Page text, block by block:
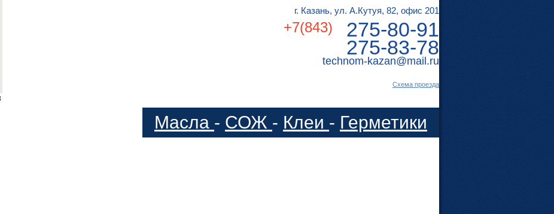
г. Казань, ул. А.Кутуя, 82, офис 201
+7(843) 275-80-91
275-83-78
technom-kazan@mail.ru
Cхема проезда
Масла - СОЖ - Клеи - Герметики